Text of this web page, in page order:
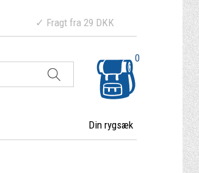
fra 29 DKK
Din rygsæk
0